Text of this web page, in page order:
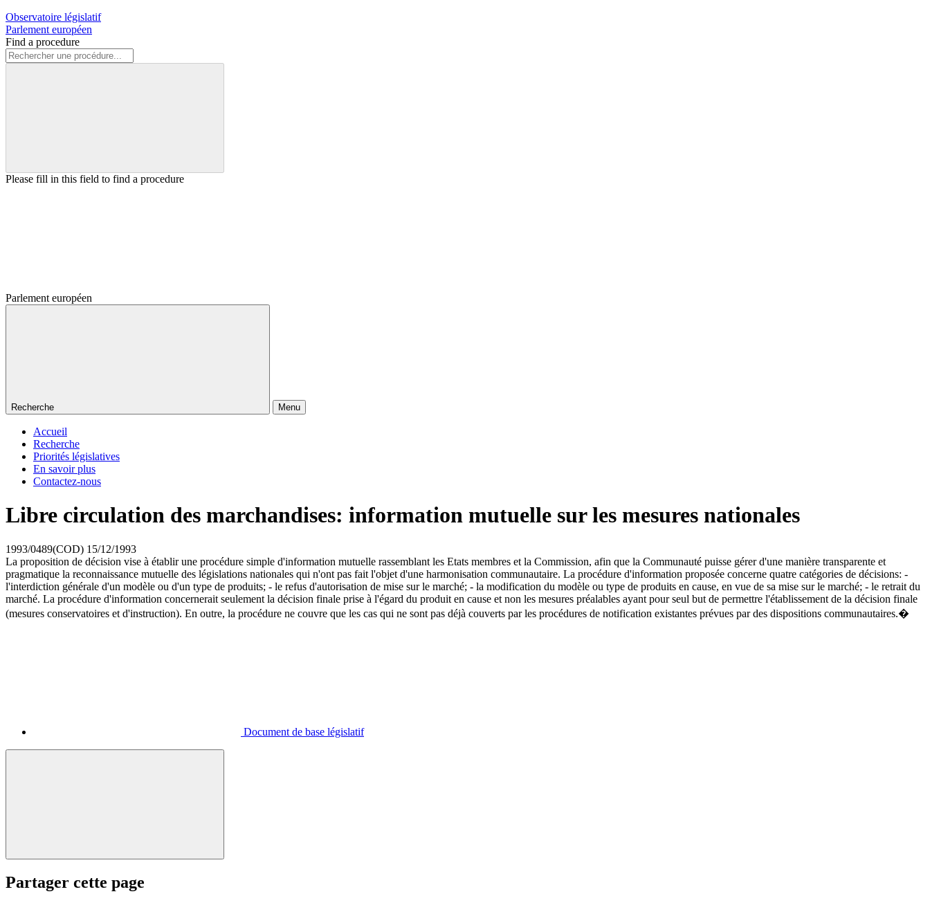
Observatoire législatif
Parlement européen
Find a procedure
Please fill in this field to find a procedure
Parlement européen
Recherche Menu
Accueil
Recherche
Priorités législatives
En savoir plus
Contactez-nous
Libre circulation des marchandises: information mutuelle sur les mesures nationales
1993/0489(COD) 15/12/1993
La proposition de décision vise à établir une procédure simple d'information mutuelle rassemblant les Etats membres et la Commission, afin que la Communauté puisse gérer d'une manière transparente et
pragmatique la reconnaissance mutuelle des législations nationales qui n'ont pas fait l'objet d'une harmonisation communautaire. La procédure d'information proposée concerne quatre catégories de décisions: -
l'interdiction générale d'un modèle ou d'un type de produits; - le refus d'autorisation de mise sur le marché; - la modification du modèle ou type de produits en cause, en vue de sa mise sur le marché; - le retrait du
marché. La procédure d'information concernerait seulement la décision finale prise à l'égard du produit en cause et non les mesures préalables ayant pour seul but de permettre l'établissement de la décision finale
(mesures conservatoires et d'instruction). En outre, la procédure ne couvre que les cas qui ne sont pas déjà couverts par les procédures de notification existantes prévues par des dispositions communautaires.�
Document de base législatif
Partager cette page